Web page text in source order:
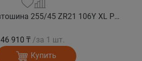
COMFORSER Автошина 255/45 ZR21 106Y XL PURESPEED лето
46 910 ₸ /за 1 шт.
Купить